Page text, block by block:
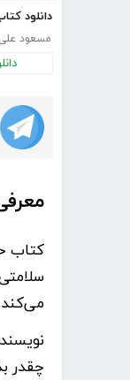
مسعود علی
کتاب
چقدر